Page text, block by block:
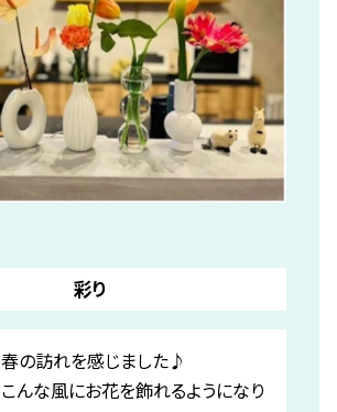
彩り
春の訪れを感じました♪
こんな風にお花を飾れるようになり